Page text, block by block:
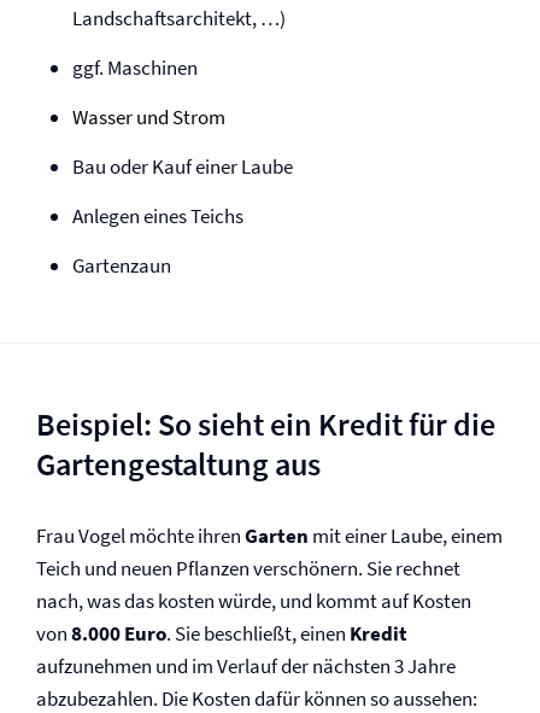
Landschaftsarchitekt, …)
ggf. Maschinen
Wasser und Strom
Bau oder Kauf einer Laube
Anlegen eines Teichs
Gartenzaun
Beispiel: So sieht ein Kredit für die
Gartengestaltung aus
Frau Vogel möchte ihrenGarten mit einer Laube, einem
Teich und neuen Pflanzen verschönern. Sie rechnet
nach, was das kosten würde, und kommt auf Kosten
von8.000 Euro. Sie beschließt, einen Kredit
aufzunehmen und im Verlauf der nächsten 3 Jahre
abzubezahlen. Die Kosten dafür können so aussehen: